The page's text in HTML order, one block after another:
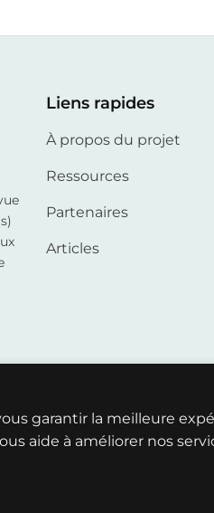
Liens rapides
À propos du projet
Ressources
Partenaires
Articles
garantir la meilleure
aide à améliorer nos